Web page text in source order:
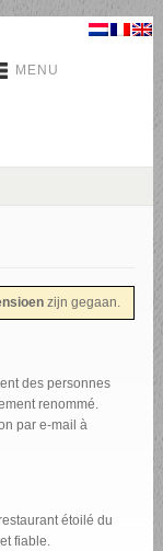
MENU
zijn gegaan.
des personnes
renommé.
par e-mail à
étoilé du
fiable.